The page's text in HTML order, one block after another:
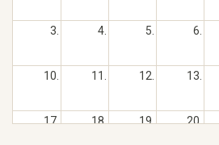
3. 4. 5. 6.
10. 11. 12. 13.
17. 18. 19. 20.